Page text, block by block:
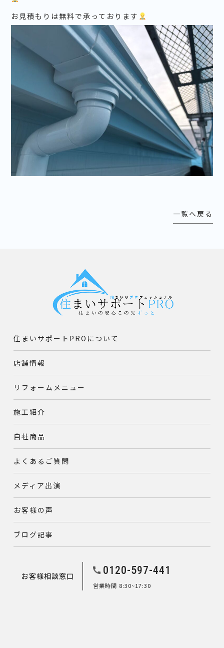
お見積もりは無料で承っております
一覧へ戻る
住まいサポートPROについて
店舗情報
リフォームメニュー
施工紹介
自社商品
よくあるご質問
メディア出演
お客様の声
ブログ記事
お客様相談窓口 0120-597-441
営業時間 8:30~17:30